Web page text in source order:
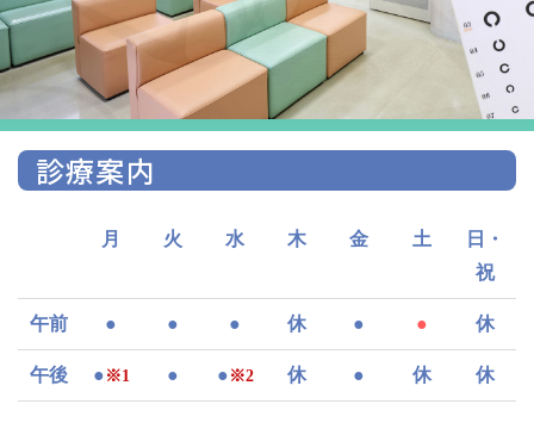
診療案内
月 火 水 木 金 土
日・
祝
午前 ● ● ● 休 ● ● 休
午後 ●※1 ● ●※2 休 ● 休 休